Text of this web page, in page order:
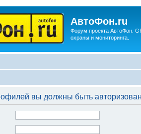
АвтоФон.ru
Форум проекта АвтоФон.
охраны и мониторинга.
вы должны быть